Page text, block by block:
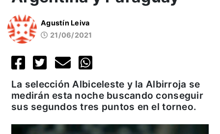
Agustín Leiva
21/06/2021
La selección Albiceleste y la Albirroja se
medirán esta noche buscando conseguir
sus segundos tres puntos en el torneo.